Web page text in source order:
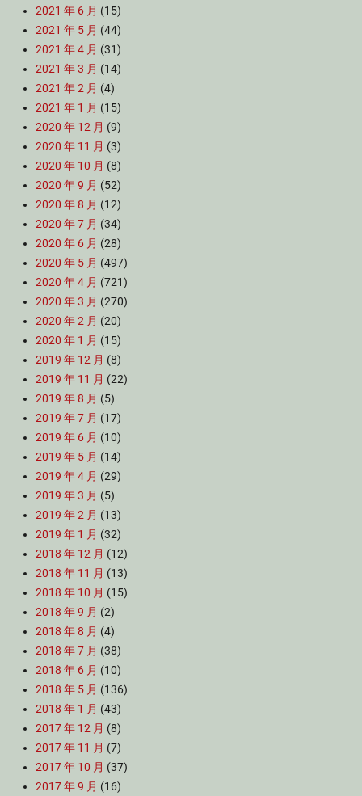
2021 年 6 月 (15)
2021 年 5 月 (44)
2021 年 4 月 (31)
2021 年 3 月 (14)
2021 年 2 月 (4)
2021 年 1 月 (15)
2020 年 12 月 (9)
2020 年 11 月 (3)
2020 年 10 月 (8)
2020 年 9 月 (52)
2020 年 8 月 (12)
2020 年 7 月 (34)
2020 年 6 月 (28)
2020 年 5 月 (497)
2020 年 4 月 (721)
2020 年 3 月 (270)
2020 年 2 月 (20)
2020 年 1 月 (15)
2019 年 12 月 (8)
2019 年 11 月 (22)
2019 年 8 月 (5)
2019 年 7 月 (17)
2019 年 6 月 (10)
2019 年 5 月 (14)
2019 年 4 月 (29)
2019 年 3 月 (5)
2019 年 2 月 (13)
2019 年 1 月 (32)
2018 年 12 月 (12)
2018 年 11 月 (13)
2018 年 10 月 (15)
2018 年 9 月 (2)
2018 年 8 月 (4)
2018 年 7 月 (38)
2018 年 6 月 (10)
2018 年 5 月 (136)
2018 年 1 月 (43)
2017 年 12 月 (8)
2017 年 11 月 (7)
2017 年 10 月 (37)
2017 年 9 月 (16)